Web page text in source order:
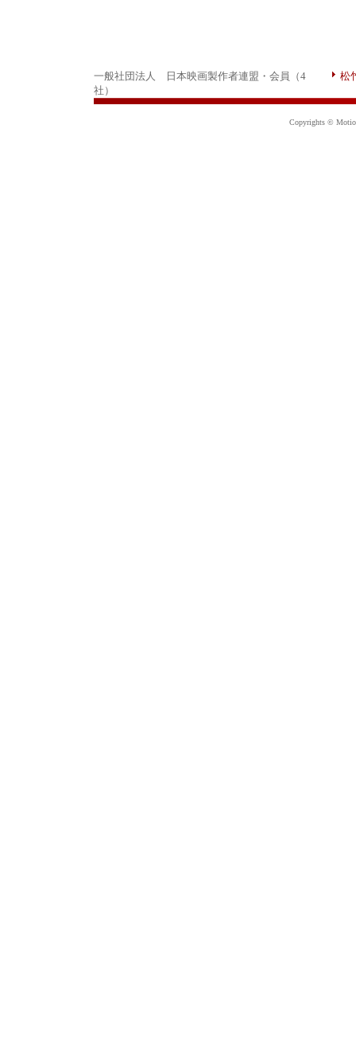
一般社団法人 日本映画製作者連盟・会員（4
社）
松
Copyrights ©